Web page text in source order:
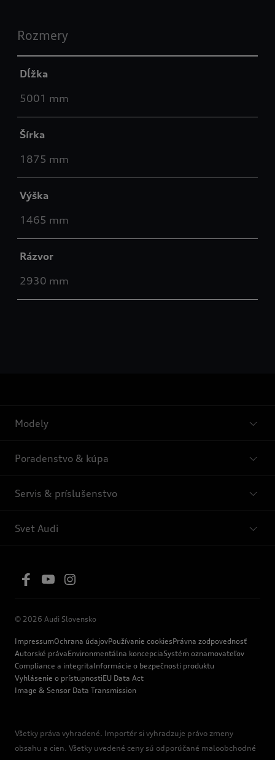
Rozmery
Dĺžka
5001 mm
Šírka
1875 mm
Výška
1465 mm
Rázvor
2930 mm
Modely
Poradenstvo & kúpa
Servis & príslušenstvo
Svet Audi
© 2026 Audi Slovensko
ImpressumOchrana údajovPoužívanie cookiesPrávna zodpovednosť
Autorské právaEnvironmentálna koncepciaSystém oznamovateľov
Compliance a integritaInformácie o bezpečnosti produktu
Vyhlásenie o prístupnostiEU Data Act
Image & Sensor Data Transmission
Všetky práva vyhradené. Importér si vyhradzuje právo zmeny
obsahu a cien. Všetky uvedené ceny sú odporúčané maloobchodné